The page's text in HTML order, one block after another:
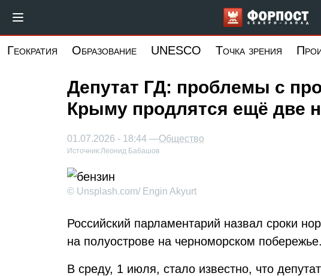
основному
Форпост
Геократия Образование UNESCO Точка зрения
Депутат ГД: проблемы с
Крыму продлятся ещё две
01.07.2026 - 18:44 —Общество
Источник:Леонид Бабашов
© Unsplash.com/ Engin Akyurt
Российский парламентарий назвал сроки
на полуострове на черноморском побережье.
В среду, 1 июля, стало известно, что